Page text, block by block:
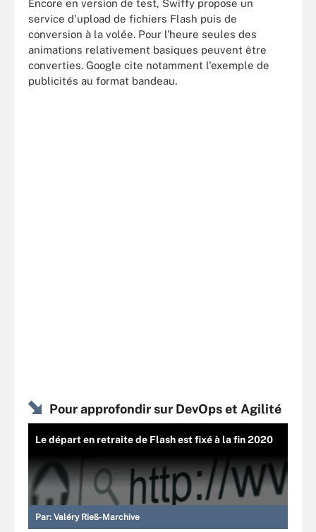
Encore en version de test, Swiffy propose un
service d'upload de fichiers Flash puis de
conversion à la volée. Pour l'heure seules des
animations relativement basiques peuvent être
converties. Google cite notamment l'exemple de
publicités au format bandeau.
Pour approfondir sur DevOps et Agilité
Le départ en retraite de Flash est fixé à la fin 2020
Par: Valéry Rieß-Marchive